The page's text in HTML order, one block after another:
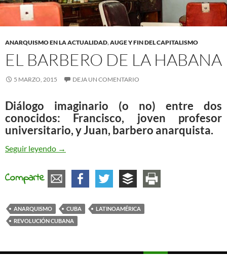
ANARQUISMO EN LA ACTUALIDAD,AUGE Y FIN DEL CAPITALISMO
EL BARBERO DE LA HABANA
5 MARZO, 2015 DEJA UN COMENTARIO
Diálogo imaginario (o no) entre dos
conocidos: Francisco, joven profesor
universitario, y Juan, barbero anarquista.
Seguir leyendo El barbero de La Habana
→
Comparte
ANARQUISMO CUBA
LATINOAMÉRICA
REVOLUCIÓN CUBANA